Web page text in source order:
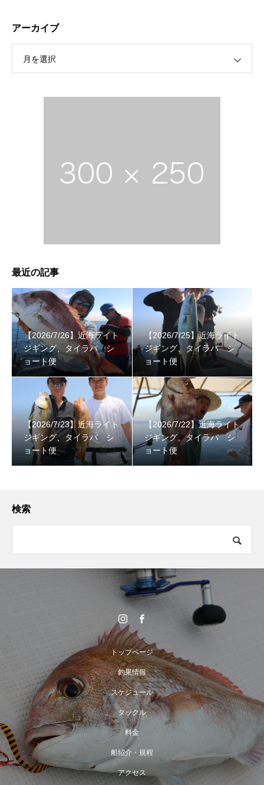
アーカイブ
月を選択
最近の記事
【2026/7/26】近海ライト
ジギング、タイラバ シ
ョート便
【2026/7/25】近海ライト
ジギング、タイラバ シ
ョート便
【2026/7/23】近海ライト
ジギング、タイラバ シ
ョート便
【2026/7/22】近海ライト
ジギング、タイラバ シ
ョート便
検索
トップページ
釣果情報
スケジュール
タックル
料金
船紹介・規程
アクセス